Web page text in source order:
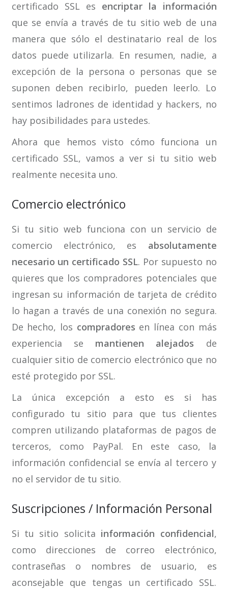
certificado SSL es encriptar la información
que se envía a través de tu sitio web de una
manera que sólo el destinatario real de los
datos puede utilizarla. En resumen, nadie, a
excepción de la persona o personas que se
suponen deben recibirlo, pueden leerlo. Lo
sentimos ladrones de identidad y hackers, no
hay posibilidades para ustedes.
Ahora que hemos visto cómo funciona un
certificado SSL, vamos a ver si tu sitio web
realmente necesita uno.
Comercio electrónico
Si tu sitio web funciona con un servicio de
comercio electrónico, es absolutamente
necesario un certificado SSL. Por supuesto no
quieres que los compradores potenciales que
ingresan su información de tarjeta de crédito
lo hagan a través de una conexión no segura.
De hecho, los compradores en línea con más
experiencia se mantienen alejados de
cualquier sitio de comercio electrónico que no
esté protegido por SSL.
La única excepción a esto es si has
configurado tu sitio para que tus clientes
compren utilizando plataformas de pagos de
terceros, como PayPal. En este caso, la
información confidencial se envía al tercero y
no el servidor de tu sitio.
Suscripciones / Información Personal
Si tu sitio solicita información confidencial,
como direcciones de correo electrónico,
contraseñas o nombres de usuario, es
aconsejable que tengas un certificado SSL.